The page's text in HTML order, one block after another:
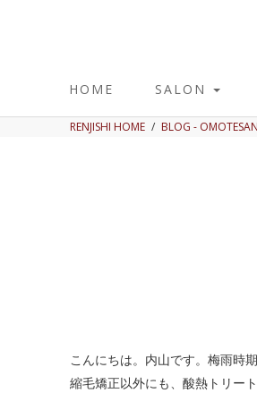
HOME SALON
RENJISHI HOME BLOG -
こんにちは。内山です。梅雨時
縮毛矯正以外にも、酸熱トリー